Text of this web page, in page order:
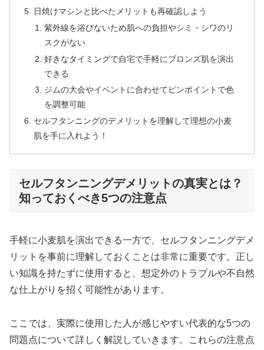
日焼けマシンと比べたメリットも再確認しよう
紫外線を浴びないため肌への負担やシミ・シワのリ
スクがない
好きなタイミングで自宅で手軽にブロンズ肌を演出
できる
ジムの大会やイベントに合わせてピンポイントで色
を調整可能
セルフタンニングのデメリットを理解して理想の小麦
肌を手に入れよう！
セルフタンニングデメリットの真実とは？
知っておくべき5つの注意点
手軽に小麦肌を演出できる一方で、セルフタンニングデメ
リットを事前に理解しておくことは非常に重要です。正し
い知識を持たずに使用すると、想定外のトラブルや不自然
な仕上がりを招く可能性があります。
ここでは、実際に使用した人が感じやすい代表的な5つの
問題点について詳しく解説していきます。これらの注意点